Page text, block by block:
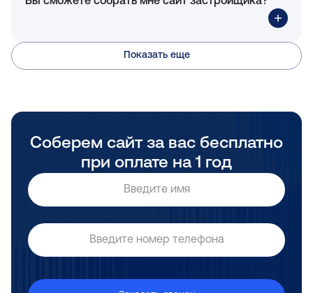
Показать еще
Соберем сайт за вас бесплатно
при оплате на 1 год